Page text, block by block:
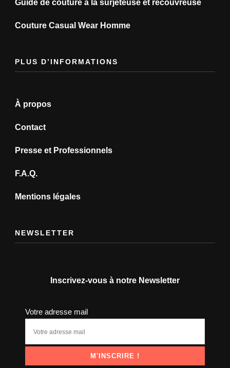
Guide de couture à la surjeteuse et recouvreuse
Couture Casual Wear Homme
PLUS D’INFORMATIONS
À propos
Contact
Presse et Professionnels
F.A.Q.
Mentions légales
NEWSLETTER
Inscrivez-vous à notre Newsletter
Votre adresse mail